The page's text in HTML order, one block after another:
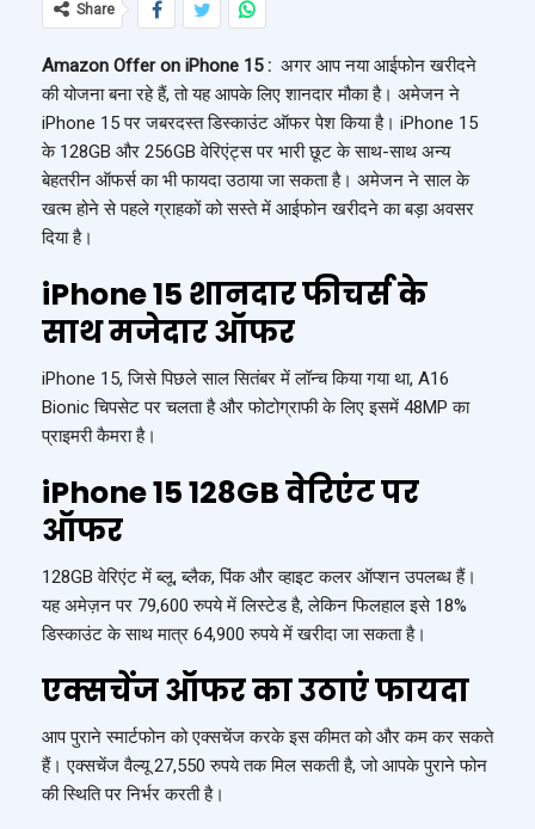
Share
Amazon Offer on iPhone 15 : अगर आप नया आईफोन खरीदने
की योजना बना रहे हैं, तो यह आपके लिए शानदार मौका है। अमेजन ने
iPhone 15 पर जबरदस्त डिस्काउंट ऑफर पेश किया है। iPhone 15
के 128GB और 256GB वेरिएंट्स पर भारी छूट के साथ-साथ अन्य
बेहतरीन ऑफर्स का भी फायदा उठाया जा सकता है। अमेजन ने साल के
खत्म होने से पहले ग्राहकों को सस्ते में आईफोन खरीदने का बड़ा अवसर
दिया है।
iPhone 15 शानदार फीचर्स के
साथ मजेदार ऑफर
iPhone 15, जिसे पिछले साल सितंबर में लॉन्च किया गया था, A16
Bionic चिपसेट पर चलता है और फोटोग्राफी के लिए इसमें 48MP का
प्राइमरी कैमरा है।
iPhone 15 128GB वेरिएंट पर
ऑफर
128GB वेरिएंट में ब्लू, ब्लैक, पिंक और व्हाइट कलर ऑप्शन उपलब्ध हैं।
यह अमेज़न पर 79,600 रुपये में लिस्टेड है, लेकिन फिलहाल इसे 18%
डिस्काउंट के साथ मात्र 64,900 रुपये में खरीदा जा सकता है।
एक्सचेंज ऑफर काउठाएंफायदा
आप पुराने स्मार्टफोन को एक्सचेंज करके इस कीमत को और कम कर सकते
हैं। एक्सचेंज वैल्यू 27,550 रुपये तक मिल सकती है, जो आपके पुराने फोन
की स्थिति पर निर्भर करती है।